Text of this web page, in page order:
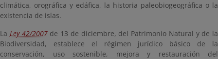
climática, orográfica y edáfica, la historia paleobiogeográfica o la
existencia de islas.
La Ley 42/2007de 13 de diciembre, del Patrimonio Natural y de la
Biodiversidad, establece el régimen jurídico básico de la
conservación, uso sostenible, mejora y restauración del